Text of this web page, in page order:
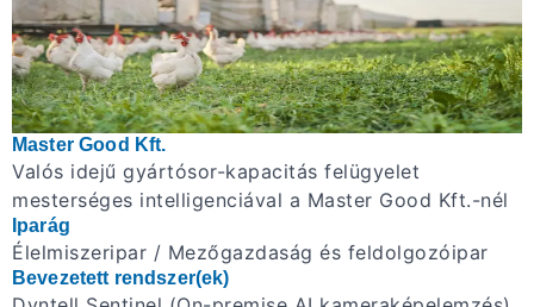
Master Good Kft.
Valós idejű gyártósor-kapacitás felügyelet
mesterséges intelligenciával a Master Good Kft.-nél
Iparág
Élelmiszeripar / Mezőgazdaság és feldolgozóipar
Bevezetett rendszer(ek)